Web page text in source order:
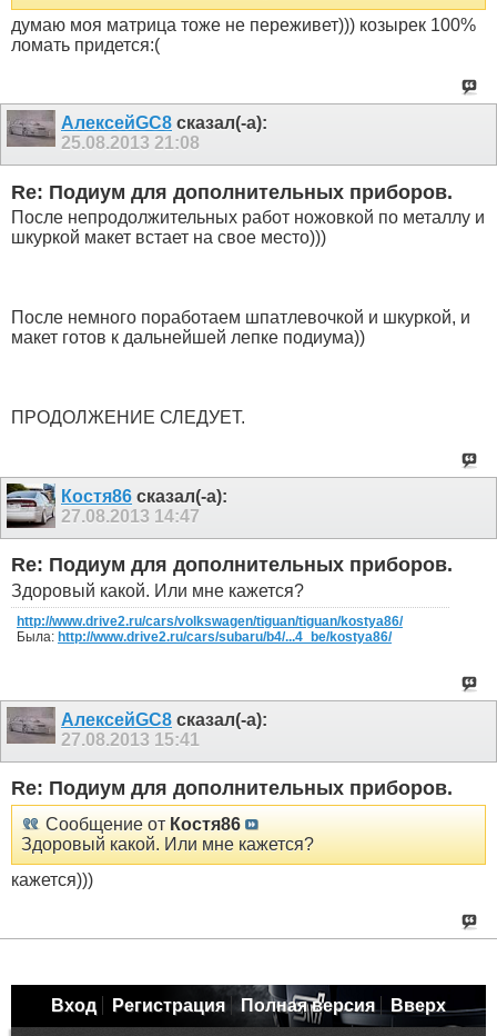
думаю моя матрица тоже не переживет))) козырек 100%
ломать придется:(
АлексейGC8 сказал(-а):
25.08.2013 21:08
Re: Подиум для дополнительных приборов.
После непродолжительных работ ножовкой по металлу и
шкуркой макет встает на свое место)))
После немного поработаем шпатлевочкой и шкуркой, и
макет готов к дальнейшей лепке подиума))
ПРОДОЛЖЕНИЕ СЛЕДУЕТ.
Костя86 сказал(-а):
27.08.2013 14:47
Re: Подиум для дополнительных приборов.
Здоровый какой. Или мне кажется?
http://www.drive2.ru/cars/volkswagen/tiguan/tiguan/kostya86/
Была: http://www.drive2.ru/cars/subaru/b4/...4_be/kostya86/
АлексейGC8 сказал(-а):
27.08.2013 15:41
Re: Подиум для дополнительных приборов.
Сообщение от Костя86
Здоровый какой. Или мне кажется?
кажется)))
Вход Регистрация Полная версия Вверх